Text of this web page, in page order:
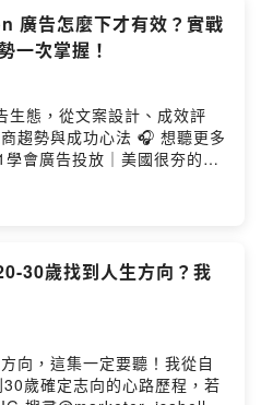
- 886 & 文文 共同創辦人 IG:
esze.e @eighteightsix
36d92788-1be3-
？
！史斯宇：國小教師&百萬網
或是想聽特定
Jeffrey Hsueh --
廣告怎麼下才有效？實戰
一次掌握！
態，從文案設計、成效評
成功心法 🎧 想聽更多
會廣告投放｜美國很夯的行
podcasts/36d92788-
生存筆記
請的懶人包:
定主題、匿名發問/建議，
BV471q7NhqvSeirr5 商業
Special Shout-
Yang Beatmaker: Jeffrey
30歲找到人生方向？我
向，這集一定要聽！我從自
歲確定志向的心路歷程，若